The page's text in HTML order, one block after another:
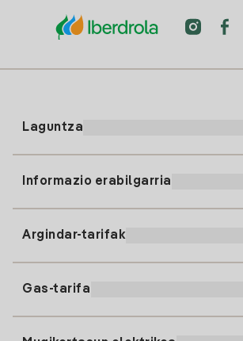
Laguntza
91 919 52 73
clientes@tuiberdrola.es
Informazio erabilgarria
Argindar-tarifak
Gas-tarifa